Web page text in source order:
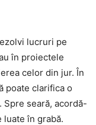
lucruri pe
în proiectele
celor din jur. În
poate clarifica o
seară, acordă-
în grabă.